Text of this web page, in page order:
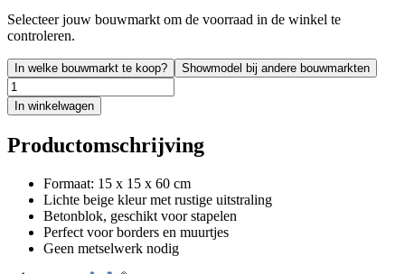
Selecteer jouw bouwmarkt om de voorraad in de winkel te
controleren.
In welke bouwmarkt te koop? Showmodel bij andere bouwmarkten
In winkelwagen
Productomschrijving
Formaat: 15 x 15 x 60 cm
Lichte beige kleur met rustige uitstraling
Betonblok, geschikt voor stapelen
Perfect voor borders en muurtjes
Geen metselwerk nodig